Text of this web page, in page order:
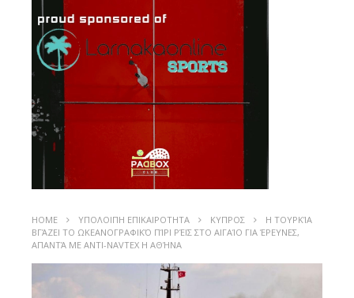
HOME ΥΠΟΛΟΙΠΗ ΕΠΙΚΑΙΡΟΤΗΤΑ ΚΥΠΡΟΣ
Η ΤΟΥΡΚΊΑ
ΒΓΆΖΕΙ ΤΟ ΩΚΕΑΝΟΓΡΑΦΙΚΌ ΠΊΡΙ ΡΈΙΣ ΣΤΟ ΑΙΓΑΊΟ ΓΙΑ ΈΡΕΥΝΕΣ,
ΑΠΑΝΤΆ ΜΕ ΑΝΤΙ-NAVTEX Η ΑΘΉΝΑ